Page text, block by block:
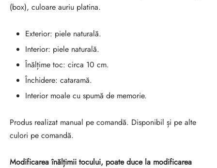
(box), culoare auriu platina.
Exterior: piele naturală.
Interior: piele naturală.
Înălțime toc: circa 10 cm.
Închidere: cataramă.
Interior moale cu spumă de memorie.
Produs realizat manual pe comandă. Disponibil și pe alte
culori pe comandă.
Modificarea înălțimii tocului, poate duce la modificarea